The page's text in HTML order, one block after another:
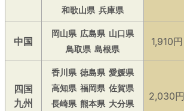
和歌山県 兵庫県
中国
岡山県 広島県 山口県
鳥取県 島根県
1,910円
四国
九州
香川県 徳島県 愛媛県
高知県 福岡県 佐賀県
長崎県 熊本県 大分県
2,030円